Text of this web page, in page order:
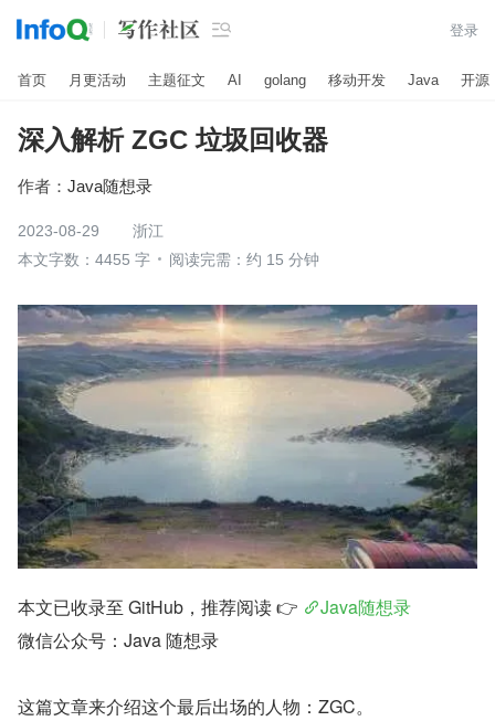
 登录
首页 月更活动 主题征文 AI golang 移动开发 Java 开源
深入解析 ZGC 垃圾回收器
作者： Java随想录
2023-08-29
浙江
本文字数：4455 字
阅读完需：约 15 分钟
本文已收录至 GitHub，推荐阅读 👉
Java随想录
微信公众号：Java 随想录
这篇文章来介绍这个最后出场的人物：ZGC。